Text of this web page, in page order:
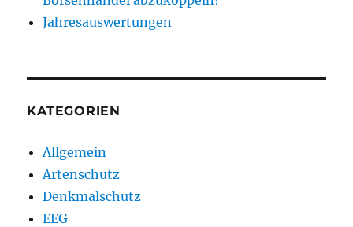
Jahresauswertungen
KATEGORIEN
Allgemein
Artenschutz
Denkmalschutz
EEG